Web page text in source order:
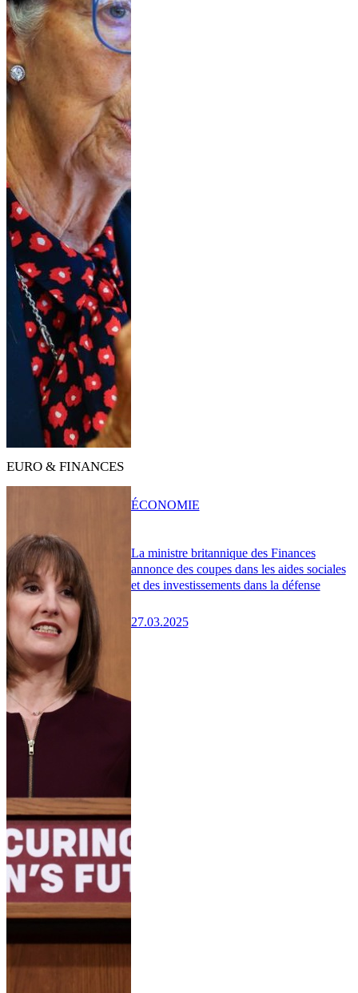
EURO & FINANCES
La ministre britannique des Finances
annonce des coupes dans les aides sociales
et des investissements dans la défense
27.03.2025
ÉCONOMIE